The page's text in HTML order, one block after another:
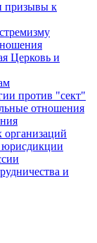
призывы к
Церковь и
против "сект"
отношения
организаций
и